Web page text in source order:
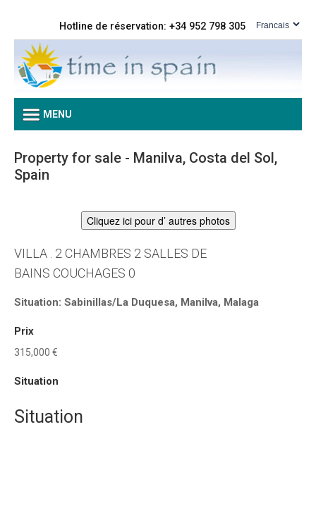
Hotline de réservation: +34 952 798 305
MENU
Property for sale - Manilva, Costa del Sol,
Spain
Cliquez ici pour d’ autres photos
VILLA . 2 CHAMBRES 2 SALLES DE
BAINS COUCHAGES 0
Situation: Sabinillas/La Duquesa, Manilva, Malaga
Prix
315,000 €
Situation
Situation